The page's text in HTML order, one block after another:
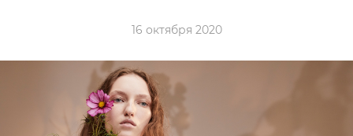
16 октября 2020